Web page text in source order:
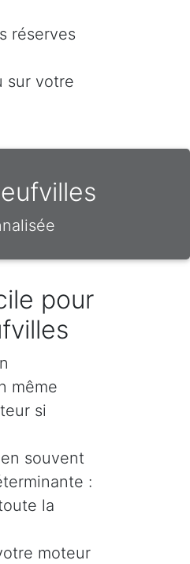
réserves
sur votre
pour
même
si
souvent
:
la
moteur